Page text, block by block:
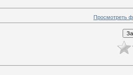
Просмотреть